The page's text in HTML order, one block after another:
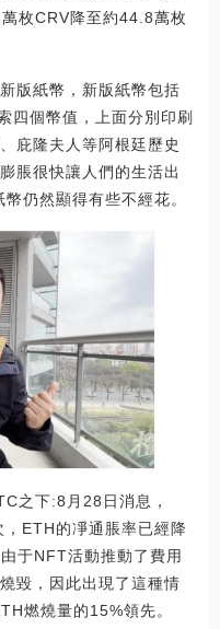
枚CRV降至約44.8萬枚
版紙幣，新版紙幣包括
四個幣值，上面分別印刷
庇隆夫人等阿根廷歷史
脹很快讓人們的生活出
仍然顯得有些不經花。
之下:8月28日消息，
ETH的凈通脹率已經降
于NFT活動推動了費用
毀，因此出現了這種情
燃燒量的15%領先。